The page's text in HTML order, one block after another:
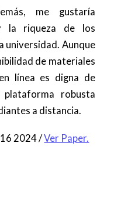
me gustaría
la riqueza de los
universidad. Aunque
de materiales
línea es digna de
plataforma robusta
a distancia.
16 2024 /Ver Paper.